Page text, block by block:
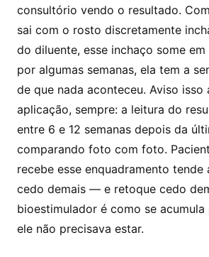
consultório vendo o resultado.
sai com o rosto discretamente
do diluente, esse inchaço some
por algumas semanas, ela tem a
de que nada aconteceu. Aviso isso
aplicação, sempre: a leitura do
entre 6 e 12 semanas depois da
comparando foto com foto.
recebe esse enquadramento
cedo demais — e retoque cedo
bioestimulador é como se
ele não precisava estar.